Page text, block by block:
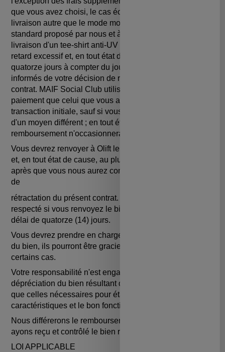
que vous avez choisi, le cas échéant, un mode de
livraison autre que le mode moins coûteux de livraison
standard proposé par nous et à l'exception des frais de
livraison d'un tee-shirt anti-UV de rechange seul) sans
retard excessif et, en tout état de cause, au plus tard
quatorze jours à compter du jour où nous sommes
informés de votre décision de rétractation du présent
contrat. MAIF Social Club utilisera le même moyen de
paiement que celui que vous aurez utilisé pour la
transaction initiale, sauf si vous convenez expressément
d'un moyen différent ; en tout état de cause, ce
remboursement n'occasionnera pas de frais pour vous.
Vous devrez renvoyer à Olift le bien sans retard excessif
et, en tout état de cause, au plus tard quatorze (14) jours
après que vous nous aurez communiqué votre décision
de
rétractation du présent contrat. Ce délai est réputé
respecté si vous renvoyez le bien avant l'expiration du
délai de quatorze (14) jours.
Vous devrez prendre en charge les frais directs de renvoi
du bien, ils pourront être gracieusement offerts dans
certains cas.
Votre responsabilité n'est engagée qu'à l'égard de la
dépréciation du bien résultant de manipulations autres
que celles nécessaires pour établir la nature, les
caractéristiques et le bon fonctionnement de ce bien.
Nous différerons le remboursement jusqu'à ce que nous
ayons reçu et contrôlé le bien renvoyé.
LOI APPLICABLE